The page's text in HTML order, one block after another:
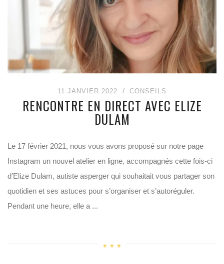
11 JANVIER 2022 CONSEILS
RENCONTRE EN DIRECT AVEC ELIZE
DULAM
Le 17 février 2021, nous vous avons proposé sur notre page
Instagram un nouvel atelier en ligne, accompagnés cette fois-ci
d’Elize Dulam, autiste asperger qui souhaitait vous partager son
quotidien et ses astuces pour s’organiser et s’autoréguler.
Pendant une heure, elle a ...